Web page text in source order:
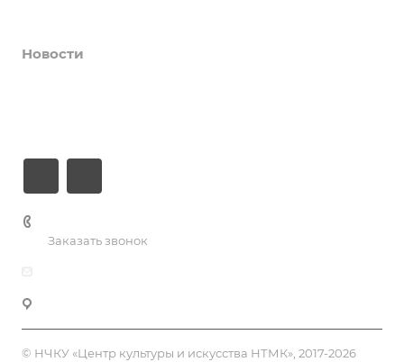
Новости
Заказать звонок
© НЧКУ «Центр культуры и искусства НТМК», 2017-2026